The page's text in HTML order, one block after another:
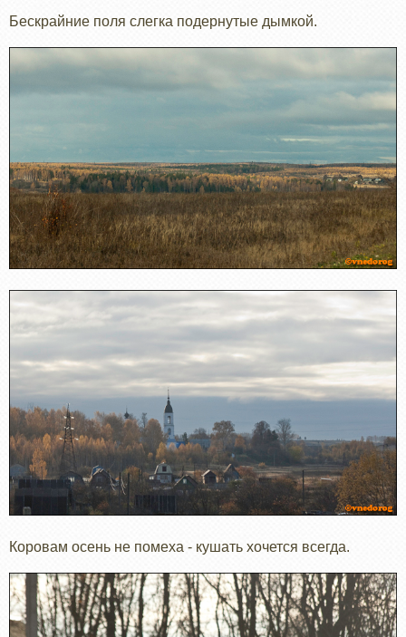
Бескрайние поля слегка подернутые дымкой.
Коровам осень не помеха - кушать хочется всегда.